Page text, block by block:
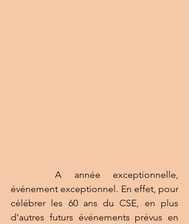
A année exceptionnelle,
événement exceptionnel. En effet, pour
célébrer les 60 ans du CSE, en plus
d'autres futurs événements prévus en